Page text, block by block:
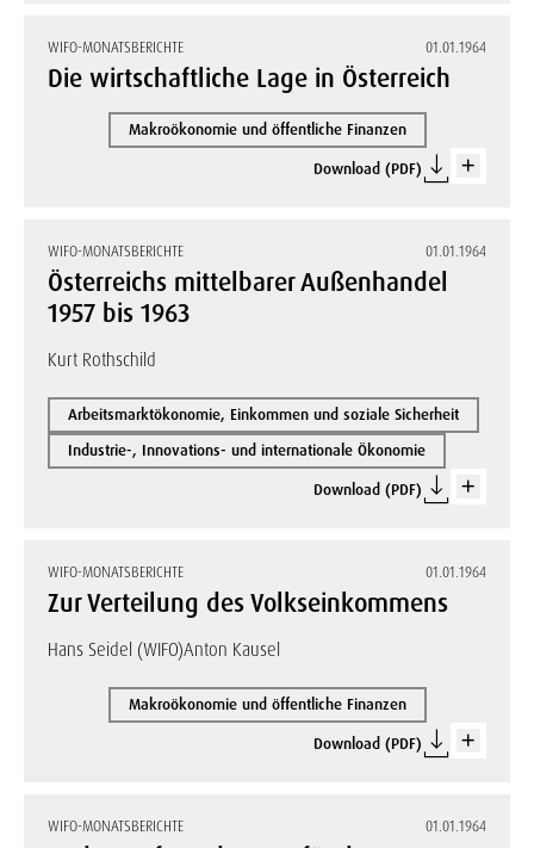
WIFO-MONATSBERICHTE 01.01.1964
Die wirtschaftliche Lage in Österreich
Makroökonomie und öffentliche Finanzen
Download (PDF)
WIFO-MONATSBERICHTE 01.01.1964
Österreichs mittelbarer Außenhandel
1957 bis 1963
Kurt Rothschild
Arbeitsmarktökonomie, Einkommen und soziale Sicherheit
Industrie-, Innovations- und internationale Ökonomie
Download (PDF)
WIFO-MONATSBERICHTE 01.01.1964
Zur Verteilung des Volkseinkommens
Hans Seidel (WIFO)Anton Kausel
Makroökonomie und öffentliche Finanzen
Download (PDF)
WIFO-MONATSBERICHTE 01.01.1964